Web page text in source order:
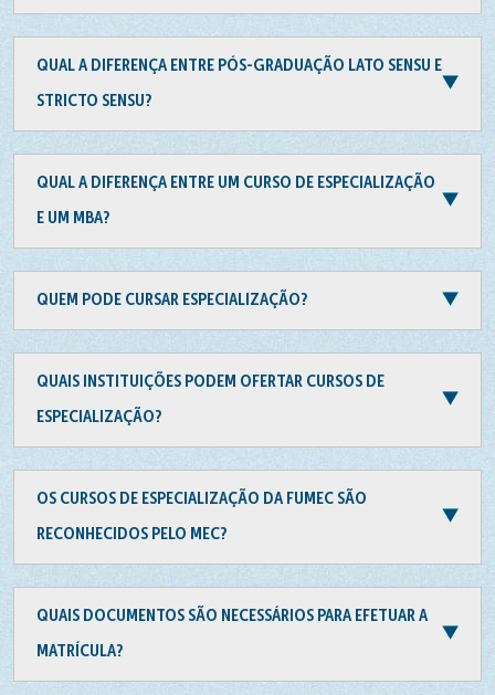
QUAL A DIFERENÇA ENTRE PÓS-GRADUAÇÃO LATO SENSU E
STRICTO SENSU?
QUAL A DIFERENÇA ENTRE UM CURSO DE ESPECIALIZAÇÃO
E UM MBA?
QUEM PODE CURSAR ESPECIALIZAÇÃO?
QUAIS INSTITUIÇÕES PODEM OFERTAR CURSOS DE
ESPECIALIZAÇÃO?
OS CURSOS DE ESPECIALIZAÇÃO DA FUMEC SÃO
RECONHECIDOS PELO MEC?
QUAIS DOCUMENTOS SÃO NECESSÁRIOS PARA EFETUAR A
MATRÍCULA?